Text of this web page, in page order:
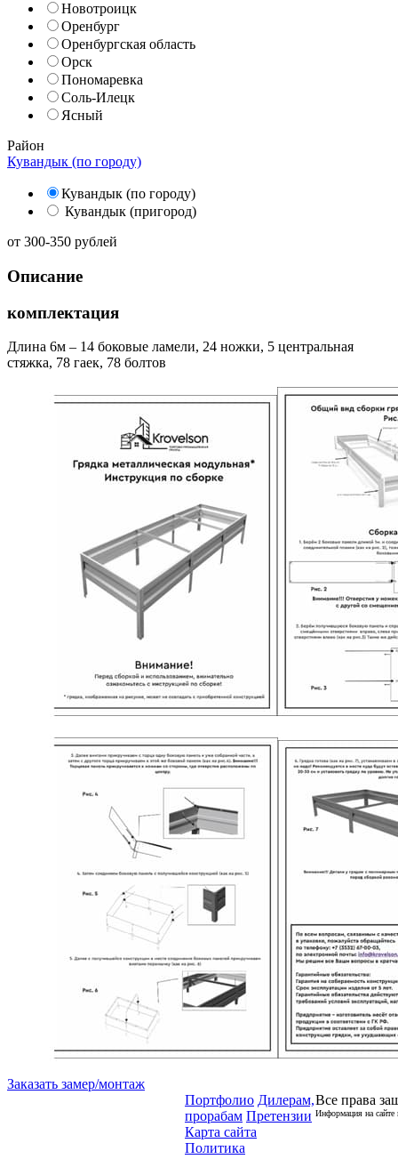
Новотроицк
Оренбург
Оренбургская область
Орск
Пономаревка
Соль-Илецк
Ясный
Район
Кувандык (по городу)
Кувандык (по городу)
Кувандык (пригород)
от 300-350 рублей
Описание
комплектация
Длина 6м – 14 боковые ламели, 24 ножки, 5 центральная
стяжка, 78 гаек, 78 болтов
Заказать замер/монтаж
Портфолио Дилерам,
прорабам Претензии
Карта сайта
Политика
Все права
Информация на сайте